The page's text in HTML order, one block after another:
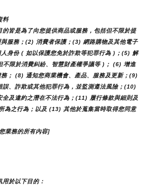
料
的皆是為了向您提供商品或服務，包括但不限於提
服務；(2) 消費者保護；(3) 網路購物及其他電子
身份 ( 如以保護您免於詐欺等犯罪行為 )；(5) 解
不限於消費糾紛、智慧財產權爭議等 )； (6) 增進
； (8) 通知您商業機會、產品、服務及更新；(9)
誤、詐欺或其他犯罪行為，並監測遵法風險；(10)
全及違約之潛在不法行為；(11) 履行條款與細則及
為之行為；以及 (13) 其他於蒐集當時取得您同意
業務的所有內容]
於以下目的：